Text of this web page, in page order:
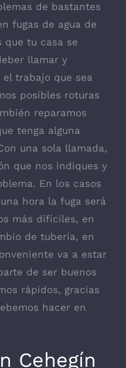
de bastantes
fugas de agua de
que tu casa se
llamar y
trabajo que sea
posibles roturas
reparamos
tenga alguna
una sola llamada,
que nos indiques y
En los casos
hora la fuga será
más difíciles, en
de tubería, en
va a estar
de ser buenos
rápidos, gracias
hacer en
Cehegín